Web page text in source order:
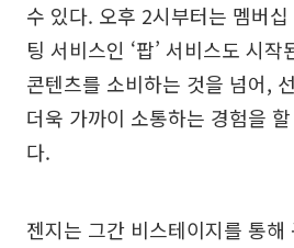
수 있다. 오후 2시부터는 멤버
팅 서비스인 ‘팝’ 서비스도 시
콘텐츠를 소비하는 것을 넘어,
더욱 가까이 소통하는 경험을
다.
젠지는 그간 비스테이지를 통해